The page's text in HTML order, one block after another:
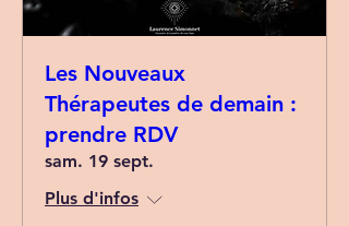
Les Nouveaux
Thérapeutes de demain :
prendre RDV
sam. 19 sept.
Plus d'infos